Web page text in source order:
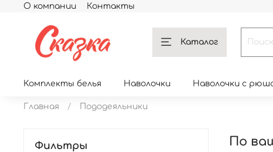
О компании Контакты
Каталог
Комплекты белья Наволочки Наволочки с
Главная Пододеяльники
По
Фильтры